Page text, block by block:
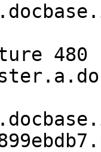
480